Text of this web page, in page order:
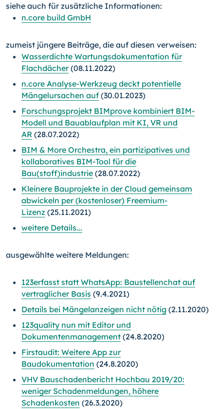
siehe auch für zusätzliche Informationen:
n.core build GmbH
zumeist jüngere Beiträge, die auf diesen verweisen:
Wasserdichte Wartungsdokumentation für
Flachdächer(08.11.2022)
n.core Analyse-Werkzeug deckt potentielle
Mängelursachen auf (30.01.2023)
Forschungsprojekt BIMprove kombiniert BIM-
Modell und Bauablaufplan mit KI, VR und
AR (28.07.2022)
BIM & More Orchestra, ein partizipatives und
kollaboratives BIM-Tool für die
Bau(stoff)industrie (28.07.2022)
Kleinere Bauprojekte in der Cloud gemeinsam
abwickeln per (kostenloser) Freemium-
Lizenz (25.11.2021)
weitere Details...
ausgewählte weitere Meldungen:
123erfasst statt WhatsApp: Baustellenchat auf
vertraglicher Basis (9.4.2021)
Details bei Mängelanzeigen nicht nötig (2.11.2020)
123quality nun mit Editor und
Dokumentenmanagement (24.8.2020)
Firstaudit: Weitere App zur
Baudokumentation (24.8.2020)
VHV Bauschadenbericht Hochbau 2019/20:
weniger Schadenmeldungen, höhere
Schadenkosten (26.3.2020)